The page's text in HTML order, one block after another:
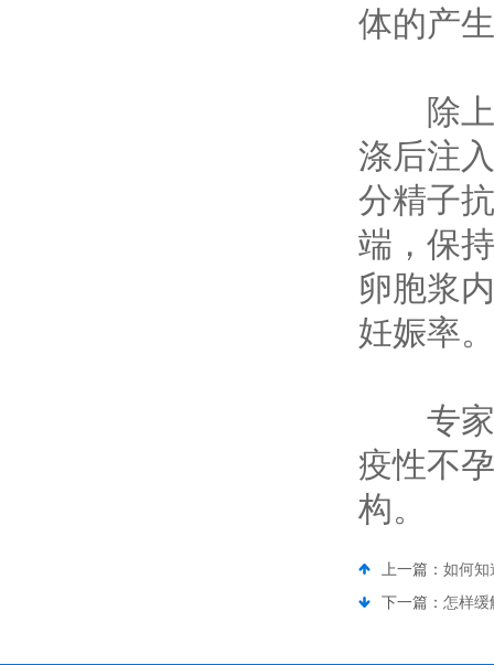
体的产
除上
涤后注
分精子
端，保
卵胞浆
妊娠率。
专家
疫性不
构。
上一篇： 如何知
下一篇： 怎样缓